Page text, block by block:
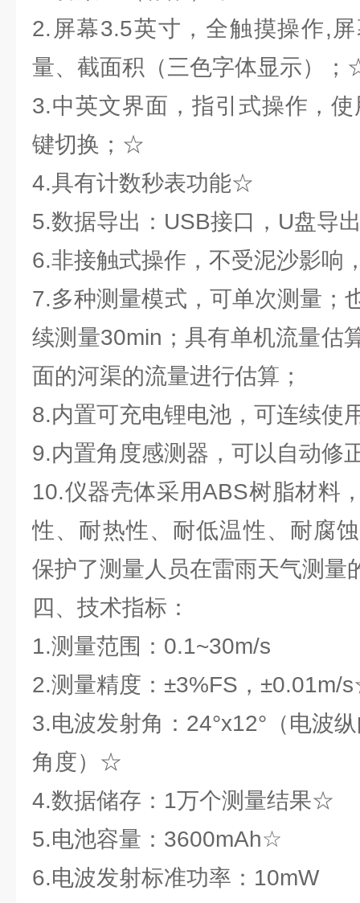
2.屏幕3.5英寸，全触摸操作,
量、截面积（三色字体显示）
3.中英文界面，指引式操作，
键切换；☆
4.具有计数秒表功能☆
5.数据导出：USB接口，U盘导
6.非接触式操作，不受泥沙影响
7.多种测量模式，可单次测量；
续测量30min；具有单机流量估
面的河渠的流量进行估算；
8.内置可充电锂电池，可连续使
9.内置角度感测器，可以自动修
10.仪器壳体采用ABS树脂材料
性、耐热性、耐低温性、耐腐
保护了测量人员在雷雨天气测量
四、技术指标：
1.测量范围：0.1~30m/s
2.测量精度：±3%FS，±0.01m/
3.电波发射角：24°x12°（电波
角度）☆
4.数据储存：1万个测量结果☆
5.电池容量：3600mAh☆
6.电波发射标准功率：10mW